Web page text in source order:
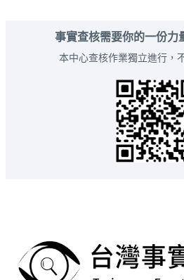
事實查核需要你的一份力
本中心查核作業獨立進行，